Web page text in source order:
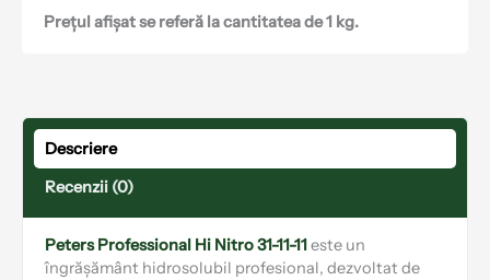
Prețul afișat se referă la cantitatea de 1 kg.
Descriere
Recenzii (0)
Peters Professional Hi Nitro 31-11-11este un
îngrășământ hidrosolubil profesional, dezvoltat de